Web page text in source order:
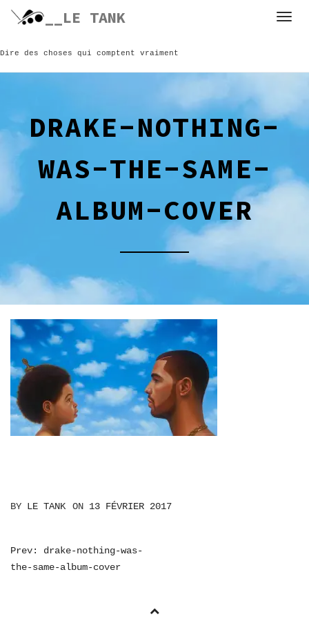
Skip
__LE TANK
Dire des choses qui comptent vraiment
DRAKE-NOTHING-
WAS-THE-SAME-
ALBUM-COVER
BY LE TANK ON 13 FÉVRIER 2017
NAVIGATION
DE
Prev: drake-nothing-was-
the-same-album-cover